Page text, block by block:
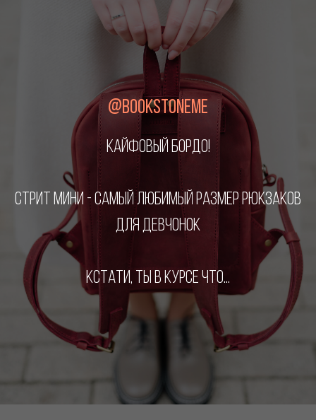
@BOOKSTONEME
КАЙФОВЫЙ БОРДО!
СТРИТ МИНИ - САМЫЙ ЛЮБИМЫЙ РАЗМЕР РЮКЗАКОВ
ДЛЯ ДЕВЧОНОК
КСТАТИ, ТЫ В КУРСЕ ЧТО...